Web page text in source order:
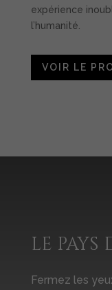
expérience
l’humanité.
VOIR LE
le
Fermez les